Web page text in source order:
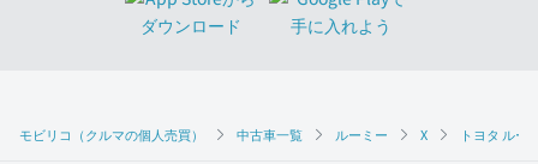
モビリコ（クルマの個人売買） 中古車一覧 ルーミー X トヨタ ルー